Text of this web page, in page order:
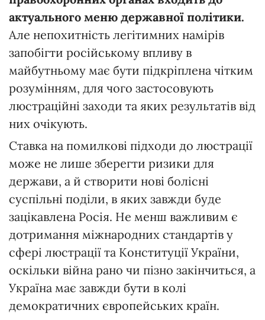
актуального меню державної політики.
Але непохитність легітимних намірів
запобігти російському впливу в
майбутньому має бути підкріплена чітким
розумінням, для чого застосовують
люстраційні заходи та яких результатів від
них очікують.
Ставка на помилкові підходи до люстрації
може не лише зберегти ризики для
держави, а й створити нові болісні
суспільні поділи, в яких завжди буде
зацікавлена Росія. Не менш важливим є
дотримання міжнародних стандартів у
сфері люстрації та Конституції України,
оскільки війна рано чи пізно закінчиться, а
Україна має завжди бути в колі
демократичних європейських країн.